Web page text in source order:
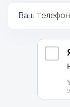
Ваш телефон